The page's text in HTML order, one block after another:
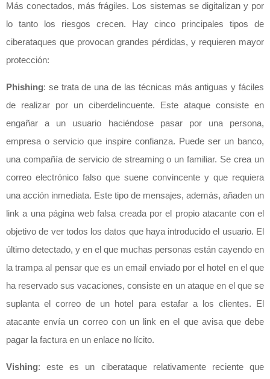
Más conectados, más frágiles. Los sistemas se digitalizan y por
lo tanto los riesgos crecen. Hay cinco principales tipos de
ciberataques que provocan grandes pérdidas, y requieren mayor
protección:
Phishing: se trata de una de las técnicas más antiguas y fáciles
de realizar por un ciberdelincuente. Este ataque consiste en
engañar a un usuario haciéndose pasar por una persona,
empresa o servicio que inspire confianza. Puede ser un banco,
una compañía de servicio de streaming o un familiar. Se crea un
correo electrónico falso que suene convincente y que requiera
una acción inmediata. Este tipo de mensajes, además, añaden un
link a una página web falsa creada por el propio atacante con el
objetivo de ver todos los datos que haya introducido el usuario. El
último detectado, y en el que muchas personas están cayendo en
la trampa al pensar que es un email enviado por el hotel en el que
ha reservado sus vacaciones, consiste en un ataque en el que se
suplanta el correo de un hotel para estafar a los clientes. El
atacante envía un correo con un link en el que avisa que debe
pagar la factura en un enlace no lícito.
Vishing: este es un ciberataque relativamente reciente que